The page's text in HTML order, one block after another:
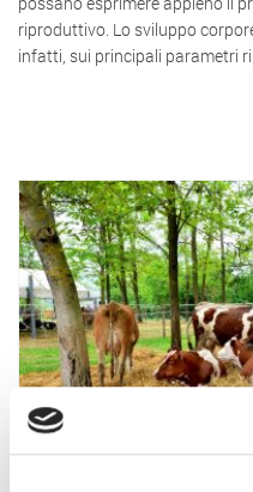
riproduttivo. Lo sviluppo
infatti, sui principali parametri